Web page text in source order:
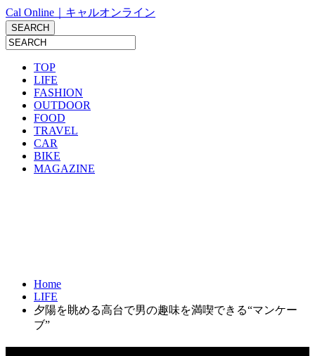
Cal Online｜キャルオンライン
TOP
LIFE
FASHION
OUTDOOR
FOOD
TRAVEL
CAR
BIKE
MAGAZINE
Home
LIFE
夕陽を眺める高台で男の趣味を満喫できる“マンケー
ブ”